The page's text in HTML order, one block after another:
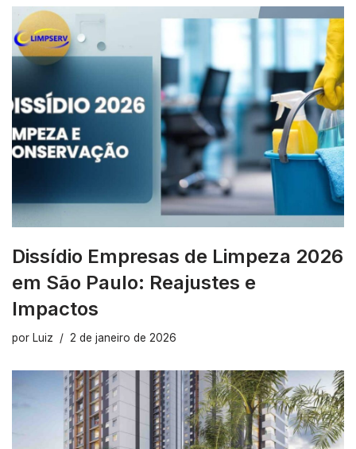
Dissídio Empresas de Limpeza 2026
em São Paulo: Reajustes e
Impactos
por Luiz 2 de janeiro de 2026